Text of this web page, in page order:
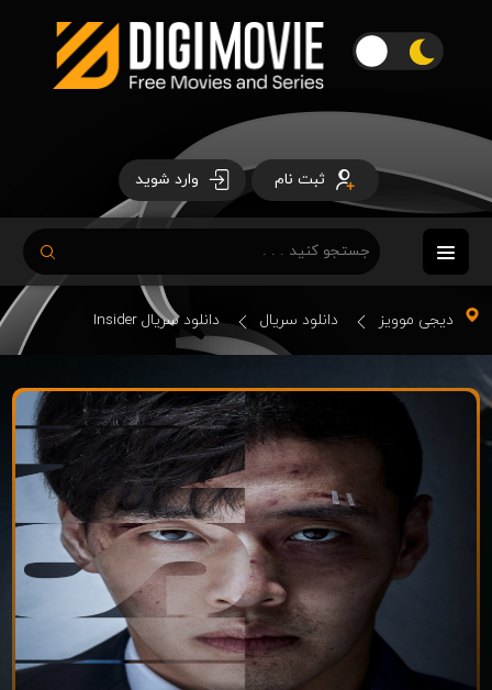
ثبت نام وارد شوید
دیجی موویز دانلود سریال دانلود سریال Insider